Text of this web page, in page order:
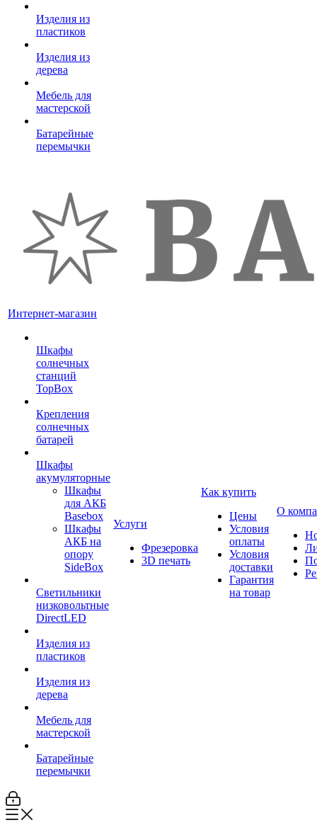
Изделия из
пластиков
Изделия из
дерева
Мебель для
мастерской
Батарейные
перемычки
Интернет-магазин
Шкафы
солнечных
станций
TopBox
Крепления
солнечных
батарей
Шкафы
акумуляторные
Шкафы
для АКБ
Basebox
Шкафы
АКБ на
опору
SideBox
Светильники
низковольтные
DirectLED
Изделия из
пластиков
Изделия из
дерева
Мебель для
мастерской
Батарейные
перемычки
Услуги
Фрезеровка
3D печать
Как купить
Цены
Условия
оплаты
Условия
доставки
Гарантия
на товар
О